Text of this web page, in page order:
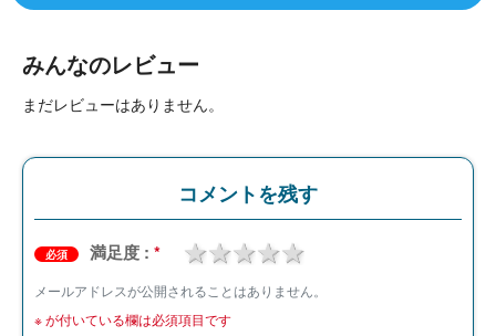
みんなのレビュー
まだレビューはありません。
コメントを残す
必須 満足度 : * 4 stars
3 stars
2 stars
1 star
メールアドレスが公開されることはありません。
※が付いている欄は必須項目です